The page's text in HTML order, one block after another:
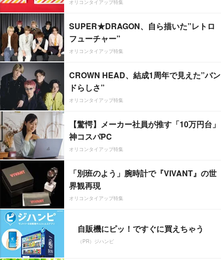
オリコンタイアップ特集
SUPER★DRAGON、自ら描いた”レトロ
フューチャー”
オリコンタイアップ特集
CROWN HEAD、結成1周年で見えた”バン
ドらしさ”
オリコンタイアップ特集
【驚愕】メーカー社員が推す「10万円台」
神コスパPC
オリコンタイアップ特集
「別班のよう」腕時計で『VIVANT』の世
界観再現
オリコンタイアップ特集
自販機にピッ！ですぐに買えちゃう
（PR）ジハンピ